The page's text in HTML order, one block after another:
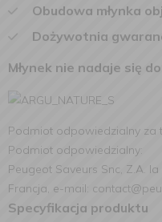
Obudowa młynka
Dożywotnia
Młynek nie nadaje się
Podmiot odpowiedzialny za
Podmiot odpowiedzialny:
Peugeot Saveurs Snc, Z.A.
Francja, e-mail:
Specyfikacja produktu